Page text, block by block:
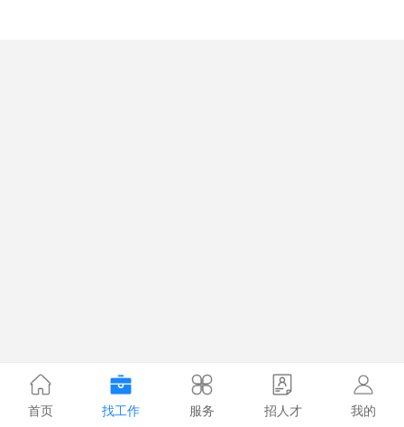
首页 找工作 服务 招人才 我的